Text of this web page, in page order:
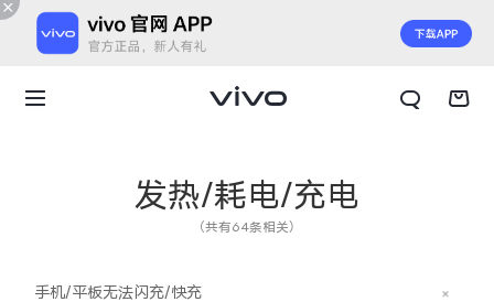
发热/耗电/充电
（共有64条相关）
手机/平板无法闪充/快充